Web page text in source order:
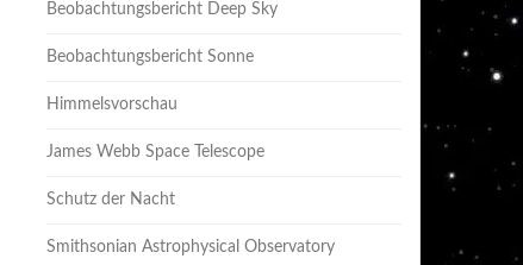
Beobachtungsbericht Deep Sky
Beobachtungsbericht Sonne
Himmelsvorschau
James Webb Space Telescope
Schutz der Nacht
Smithsonian Astrophysical Observatory